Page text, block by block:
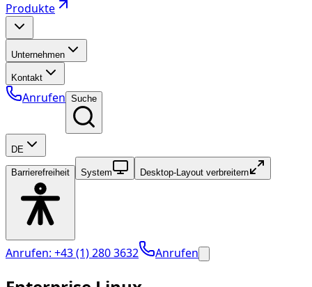
Produkte
Unternehmen
Kontakt
Anrufen Suche
DE
Barrierefreiheit System Desktop-Layout verbreitern
Anrufen: +43 (1) 280 3632 Anrufen